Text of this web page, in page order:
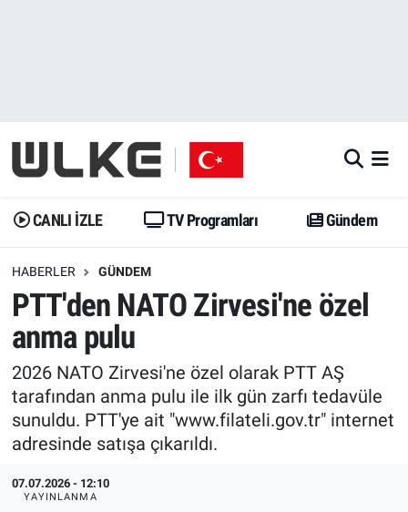
CANLI İZLE TV Programları Gündem
HABERLER GÜNDEM
PTT'den NATO Zirvesi'ne özel
anma pulu
2026 NATO Zirvesi'ne özel olarak PTT AŞ
tarafından anma pulu ile ilk gün zarfı tedavüle
sunuldu. PTT'ye ait "www.filateli.gov.tr" internet
adresinde satışa çıkarıldı.
07.07.2026 - 12:10
YAYINLANMA
Gündem
Dünya
Erişim Bilgileri
Ekonomi
Trend
Özel Haberler
Yazarlar
Gündem
Trend
Erişim Bilgileri
Spor
Ekonomi
Dünya
Medya
İstanbul Namaz Vakitleri
Trafik Durumu
Erişim Bilgileri
Tüm Manşetler
Son Dakika Haberleri
Haber Arşivi